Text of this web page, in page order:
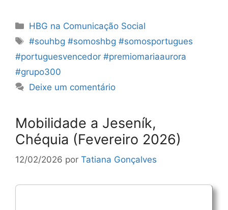
Categorias
HBG na Comunicação Social
Etiquetas
#souhbg #somoshbg #somosportugues
#portuguesvencedor #premiomariaaurora
#grupo300
Deixe um comentário
Mobilidade a Jeseník,
Chéquia (Fevereiro 2026)
12/02/2026 por Tatiana Gonçalves